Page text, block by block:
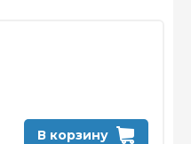
В корзину